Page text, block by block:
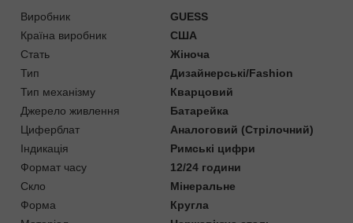
Виробник
GUESS
Країна виробник
США
Стать
Жіноча
Тип
Дизайнерські/Fashion
Тип механізму
Кварцовий
Джерело живлення
Батарейка
Циферблат
Аналоговий (Стрілочний)
Індикація
Римські цифри
Формат часу
12/24 години
Скло
Мінеральне
Форма
Кругла